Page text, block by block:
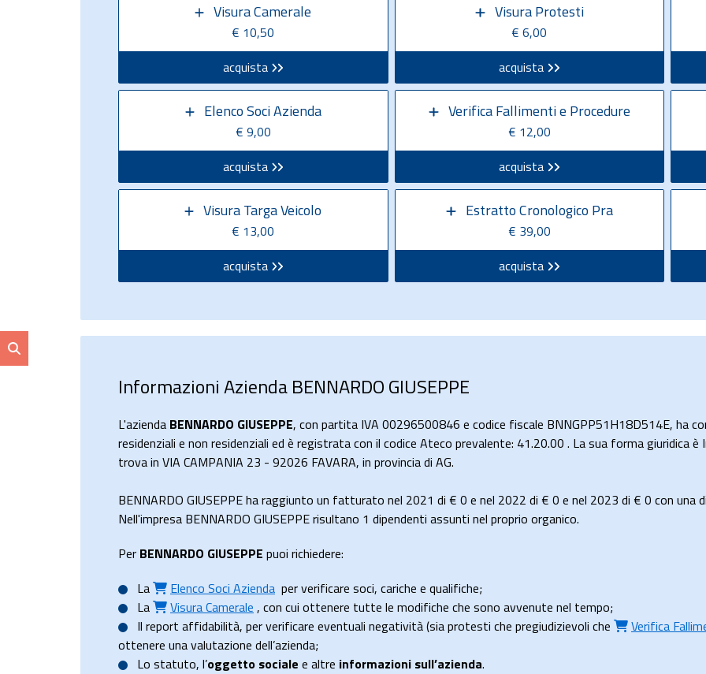
Visura Camerale
€ 10,50
acquista
Visura Protesti
€ 6,00
acquista
Elenco Soci Azienda
€ 9,00
acquista
Verifica Fallimenti e Procedure
€ 12,00
acquista
Visura Targa Veicolo
€ 13,00
acquista
Estratto Cronologico Pra
€ 39,00
acquista
Informazioni Azienda BENNARDO GIUSEPPE
L'azienda BENNARDO GIUSEPPE, con partita IVA 00296500846 e codice fiscale BNNGPP51H18D514E, ha
residenziali e non residenziali ed è registrata con il codice Ateco prevalente: 41.20.00 . La sua forma giuridica è
trova in VIA CAMPANIA 23 - 92026 FAVARA, in provincia di AG.
BENNARDO GIUSEPPE ha raggiunto un fatturato nel 2021 di € 0 e nel 2022 di € 0 e nel 2023 di € 0 con una
Nell'impresa BENNARDO GIUSEPPE risultano 1 dipendenti assunti nel proprio organico.
Per BENNARDO GIUSEPPE puoi richiedere:
La
Elenco Soci Azienda per verificare soci, cariche e qualifiche;
La
Visura Camerale , con cui ottenere tutte le modifiche che sono avvenute nel tempo;
Il report affidabilità, per verificare eventuali negatività (sia protesti che pregiudizievoli che Verifica
ottenere una valutazione dell’azienda;
Lo statuto, l’oggetto sociale e altre informazioni sull’azienda.